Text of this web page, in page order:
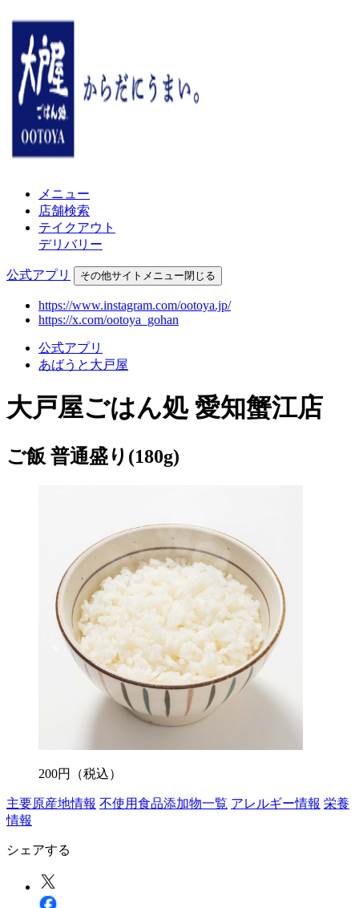
メニュー
店舗検索
テイクアウト
デリバリー
公式アプリ その他サイトメニュー閉じる
https://www.instagram.com/ootoya.jp/
https://x.com/ootoya_gohan
公式アプリ
あばうと大戸屋
大戸屋ごはん処 愛知蟹江店
ご飯 普通盛り(180g)
200円 （税込）
主要原産地情報 不使用食品添加物一覧 アレルギー情報 栄養
情報
シェアする